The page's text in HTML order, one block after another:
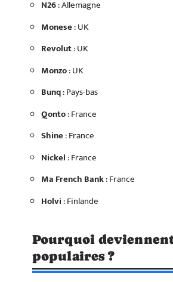
N26: Allemagne
Monese: UK
Revolut: UK
Monzo: UK
Bunq: Pays-bas
Qonto: France
Shine: France
Nickel: France
Ma French Bank: France
Holvi: Finlande
Pourquoi
populaires ?